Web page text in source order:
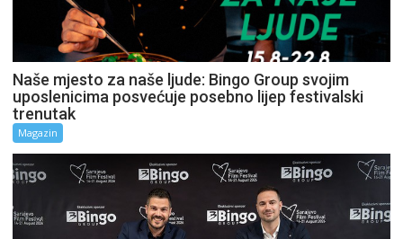
Naše mjesto za naše ljude: Bingo Group svojim
uposlenicima posvećuje posebno lijep festivalski
trenutak
Magazin